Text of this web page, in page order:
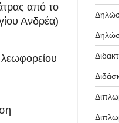
από το
Ανδρέα)